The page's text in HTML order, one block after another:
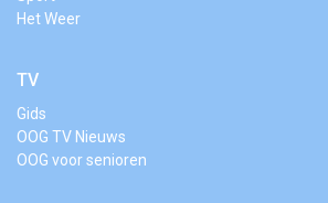
Het Weer
TV
Gids
OOG TV Nieuws
OOG voor senioren